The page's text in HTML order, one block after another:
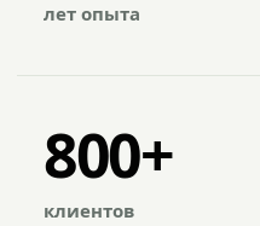
лет опыта
800+
клиентов